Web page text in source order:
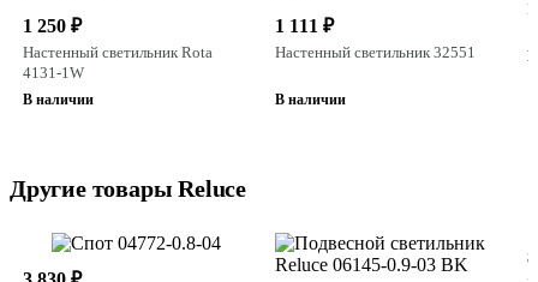
1 250 ₽
Настенный светильник Rota
4131-1W
В наличии
1 111 ₽
Настенный светильник 32551
В наличии
В
Другие товары Reluce